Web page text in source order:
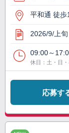
平和通 徒歩
2026/9/上旬
09:00～
休日：土・日
応募す